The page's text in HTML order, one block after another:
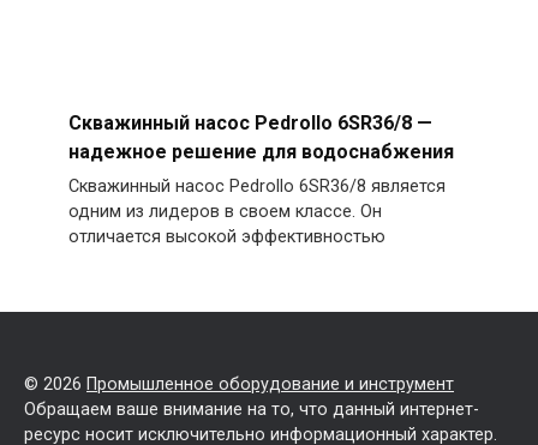
Скважинный насос Pedrollo 6SR36/8 —
надежное решение для водоснабжения
Скважинный насос Pedrollo 6SR36/8 является
одним из лидеров в своем классе. Он
отличается высокой эффективностью
© 2026 Промышленное оборудование и инструмент
Обращаем ваше внимание на то, что данный интернет-
ресурс носит исключительно информационный характер.